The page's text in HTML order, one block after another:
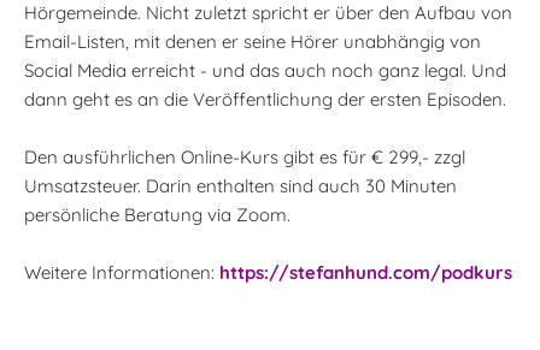
Hörgemeinde. Nicht zuletzt spricht er über den Aufbau von
Email-Listen, mit denen er seine Hörer unabhängig von
Social Media erreicht - und das auch noch ganz legal. Und
dann geht es an die Veröffentlichung der ersten Episoden.
Den ausführlichen Online-Kurs gibt es für € 299,- zzgl
Umsatzsteuer. Darin enthalten sind auch 30 Minuten
persönliche Beratung via Zoom.
Weitere Informationen: https://stefanhund.com/podkurs